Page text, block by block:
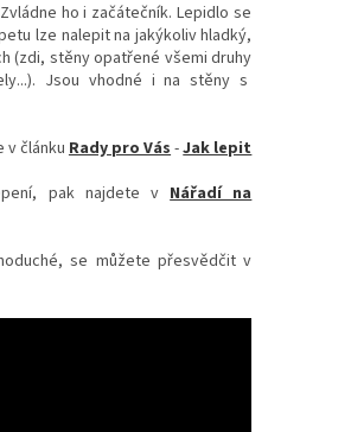
ho i začátečník. Lepidlo se
lze nalepit na jakýkoliv hladký,
(zdi, stěny opatřené všemi druhy
Jsou vhodné i na stěny s
článku Rady pro Vás-Jak lepit
pak najdete vNářadí na
se můžete přesvědčit v